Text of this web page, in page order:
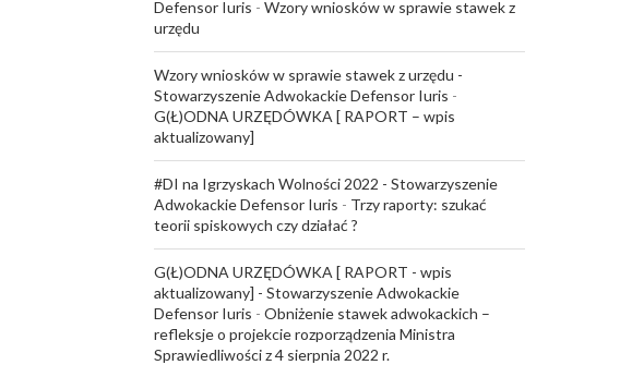
Defensor Iuris - Wzory wniosków w sprawie stawek z
urzędu
Wzory wniosków w sprawie stawek z urzędu -
Stowarzyszenie Adwokackie Defensor Iuris -
G(Ł)ODNA URZĘDÓWKA [ RAPORT – wpis
aktualizowany]
#DI na Igrzyskach Wolności 2022 - Stowarzyszenie
Adwokackie Defensor Iuris - Trzy raporty: szukać
teorii spiskowych czy działać ?
G(Ł)ODNA URZĘDÓWKA [ RAPORT - wpis
aktualizowany] - Stowarzyszenie Adwokackie
Defensor Iuris - Obniżenie stawek adwokackich –
refleksje o projekcie rozporządzenia Ministra
Sprawiedliwości z 4 sierpnia 2022 r.